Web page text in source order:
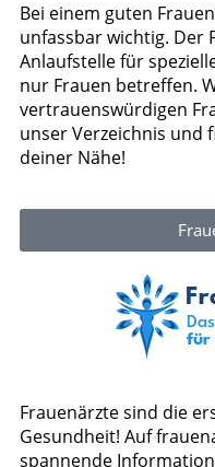
Bei einem guten
unfassbar wichtig. Der
Anlaufstelle für
nur Frauen betreffen.
vertrauenswürdigen
unser Verzeichnis und
deiner Nähe!
Frauenärzte sind die
Gesundheit! Auf
spannende